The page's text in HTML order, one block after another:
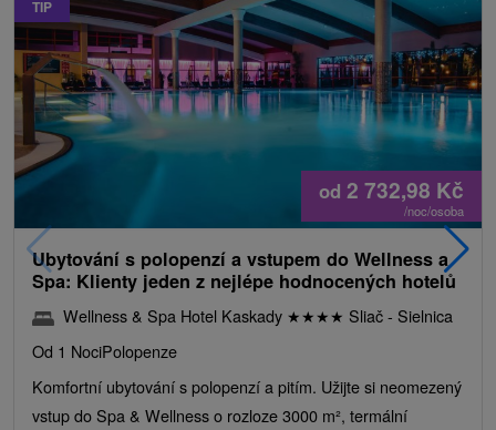
TIP
od 2 732,98 Kč
/noc/osoba
Ubytování s polopenzí a vstupem do Wellness a
Spa: Klienty jeden z nejlépe hodnocených hotelů
Wellness & Spa Hotel Kaskady ★★★★ Sliač - Sielnica
Od 1 NociPolopenze
Komfortní ubytování s polopenzí a pitím. Užijte si neomezený
vstup do Spa & Wellness o rozloze 3000 m², termální